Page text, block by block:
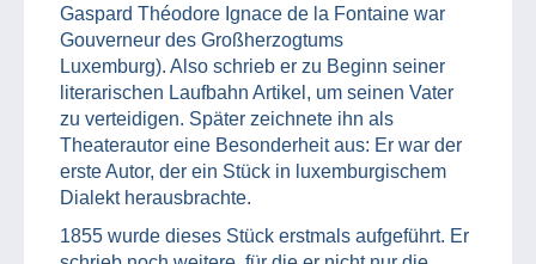
Gaspard Théodore Ignace de la Fontaine war
Gouverneur des Großherzogtums
Luxemburg). Also schrieb er zu Beginn seiner
literarischen Laufbahn Artikel, um seinen Vater
zu verteidigen. Später zeichnete ihn als
Theaterautor eine Besonderheit aus: Er war der
erste Autor, der ein Stück in luxemburgischem
Dialekt herausbrachte.
1855 wurde dieses Stück erstmals aufgeführt. Er